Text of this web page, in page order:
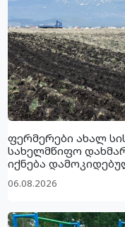
ფერმერები ახალ
სახელმწიფო
იქნება
06.08.2026